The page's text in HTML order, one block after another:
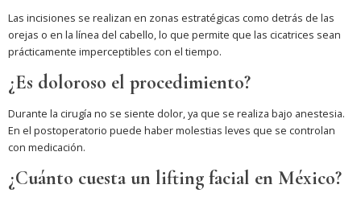
Las incisiones se realizan en zonas estratégicas como detrás de las
orejas o en la línea del cabello, lo que permite que las cicatrices sean
prácticamente imperceptibles con el tiempo.
¿Es doloroso el procedimiento?
Durante la cirugía no se siente dolor, ya que se realiza bajo anestesia.
En el postoperatorio puede haber molestias leves que se controlan
con medicación.
¿Cuánto cuesta un lifting facial en México?